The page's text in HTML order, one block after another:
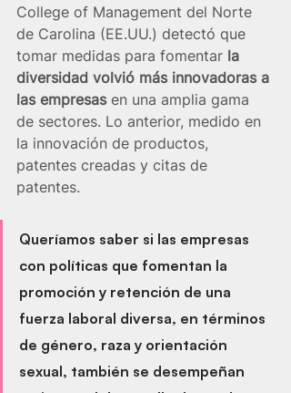
College of Management del Norte
de Carolina (EE.UU.) detectó que
tomar medidas para fomentar la
diversidad volvió más innovadoras a
las empresas en una amplia gama
de sectores. Lo anterior, medido en
la innovación de productos,
patentes creadas y citas de
patentes.
Queríamos saber si las empresas
con políticas que fomentan la
promoción y retención de una
fuerza laboral diversa, en términos
de género, raza y orientación
sexual, también se desempeñan